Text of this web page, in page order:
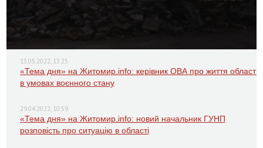
13.05.2022, 13:25
«Тема дня» на Житомир.info: керівник ОВА про життя області
в умовах воєнного стану
29.04.2022, 10:59
«Тема дня» на Житомир.info: новий начальник ГУНП
розповість про ситуацію в області